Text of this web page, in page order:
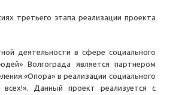
третьего этапа реализации проекта
деятельности в сфере социального
Волгограда является партнером
«Опора» в реализации социального
Данный проект реализуется с